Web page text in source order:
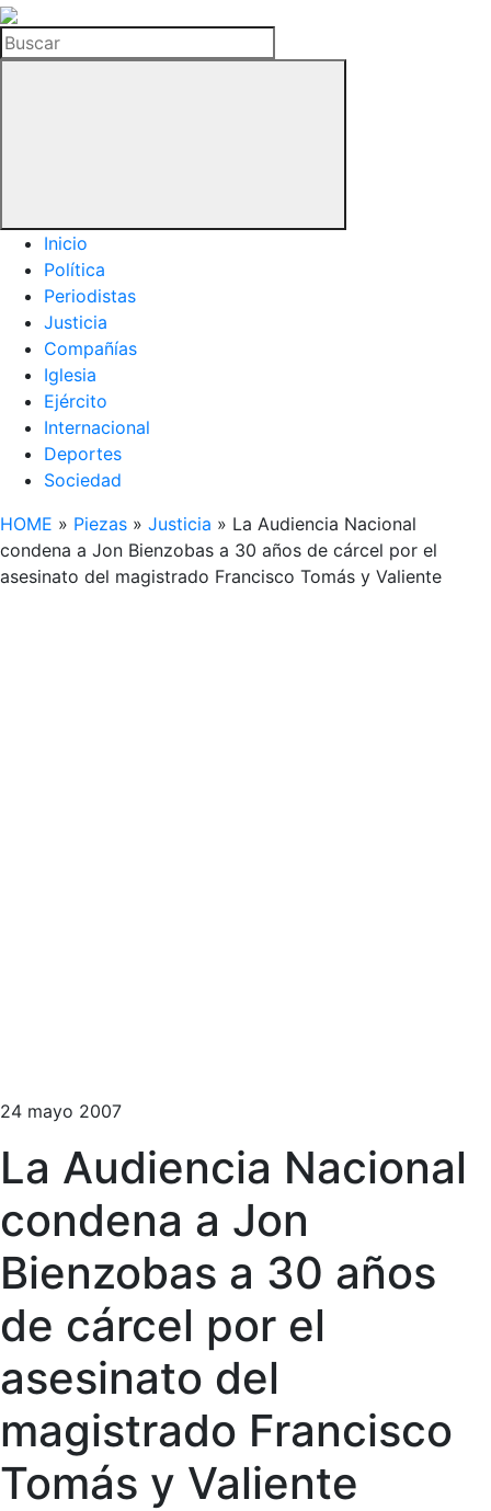
La
Hemeroteca
del
Buscar
Inicio
Política
Periodistas
Justicia
Compañías
Iglesia
Ejército
Internacional
Deportes
Sociedad
HOME » Piezas » Justicia » La Audiencia Nacional
condena a Jon Bienzobas a 30 años de cárcel por el
asesinato del magistrado Francisco Tomás y Valiente
24 mayo 2007
La Audiencia Nacional
condena a Jon
Bienzobas a 30 años
de cárcel por el
asesinato del
magistrado Francisco
Tomás y Valiente